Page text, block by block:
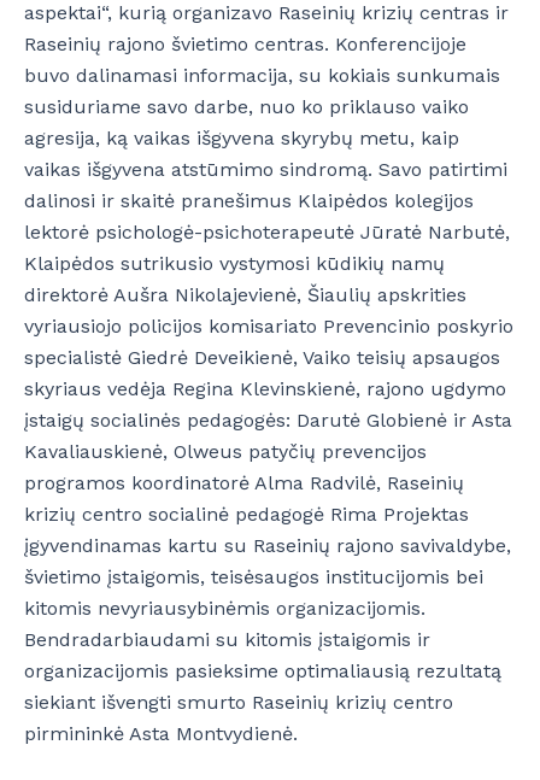
aspektai“, kurią organizavo Raseinių krizių centras ir
Raseinių rajono švietimo centras. Konferencijoje
buvo dalinamasi informacija, su kokiais sunkumais
susiduriame savo darbe, nuo ko priklauso vaiko
agresija, ką vaikas išgyvena skyrybų metu, kaip
vaikas išgyvena atstūmimo sindromą. Savo patirtimi
dalinosi ir skaitė pranešimus Klaipėdos kolegijos
lektorė psichologė-psichoterapeutė Jūratė Narbutė,
Klaipėdos sutrikusio vystymosi kūdikių namų
direktorė Aušra Nikolajevienė, Šiaulių apskrities
vyriausiojo policijos komisariato Prevencinio poskyrio
specialistė Giedrė Deveikienė, Vaiko teisių apsaugos
skyriaus vedėja Regina Klevinskienė, rajono ugdymo
įstaigų socialinės pedagogės: Darutė Globienė ir Asta
Kavaliauskienė, Olweus patyčių prevencijos
programos koordinatorė Alma Radvilė, Raseinių
krizių centro socialinė pedagogė Rima Projektas
įgyvendinamas kartu su Raseinių rajono savivaldybe,
švietimo įstaigomis, teisėsaugos institucijomis bei
kitomis nevyriausybinėmis organizacijomis.
Bendradarbiaudami su kitomis įstaigomis ir
organizacijomis pasieksime optimaliausią rezultatą
siekiant išvengti smurto Raseinių krizių centro
pirmininkė Asta Montvydienė.